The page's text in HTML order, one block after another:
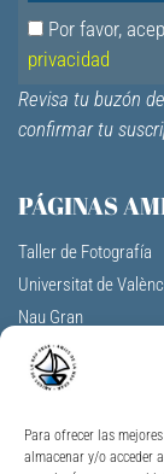
Para ofrecer las
almacenar y/o acceder
Por favor,
privacidad
Revisa tu buzón
confirmar tu
PÁGINAS
Taller de Fotografía
Universitat de
Nau Gran
Centro Cultural La Nau
F.V. Aulas de la
Universidad